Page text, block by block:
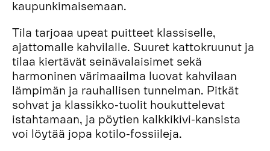
kaupunkimaisemaan.
Tila tarjoaa upeat puitteet klassiselle,
ajattomalle kahvilalle. Suuret kattokruunut ja
tilaa kiertävät seinävalaisimet sekä
harmoninen värimaailma luovat kahvilaan
lämpimän ja rauhallisen tunnelman. Pitkät
sohvat ja klassikko-tuolit houkuttelevat
istahtamaan, ja pöytien kalkkikivi-kansista
voi löytää jopa kotilo-fossiileja.